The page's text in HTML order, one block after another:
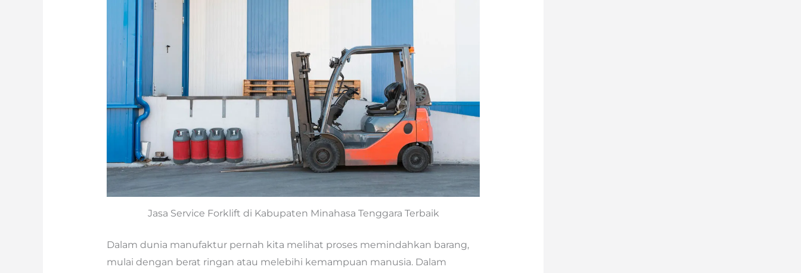
Jasa Service Forklift di Kabupaten Minahasa Tenggara Terbaik
Dalam dunia manufaktur pernah kita melihat proses memindahkan barang,
mulai dengan berat ringan atau melebihi kemampuan manusia. Dalam